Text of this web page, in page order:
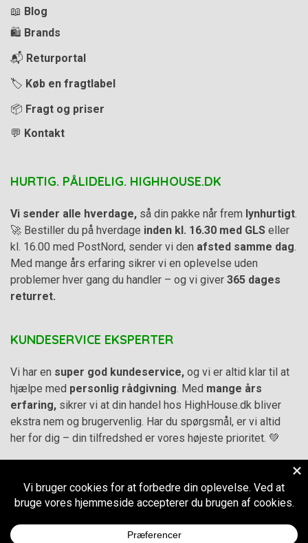
📖 Blog
🛍️ Brands
📬 Returportal
🏷️ Køb en fragtlabel
📦 Fragt og priser
💬 Kontakt
HURTIG. PÅLIDELIG. HIGHHOUSE.DK
Vi sender alle hverdage, så din pakke når frem lynhurtigt.
🚀 Bestiller du på hverdage inden kl. 16.30 med GLS eller
kl. 16.00 med PostNord, sender vi den afsted samme dag.
Med mange års erfaring sikrer vi en oplevelse uden
problemer hver gang du handler – og vi giver 365 dages
returret.
KUNDESERVICE EKSPERTER
Vi har en super god kundeservice, og vi er altid klar til at
hjælpe med personlig rådgivning. Med mange års
erfaring, sikrer vi at din handel hos HighHouse.dk bliver
ekstra nem og brugervenlig. Har du spørgsmål, er vi altid
her for dig – din tilfredshed er vores højeste prioritet. 💚
Handelsbetingelser– Cookie- og privatlivspolitik